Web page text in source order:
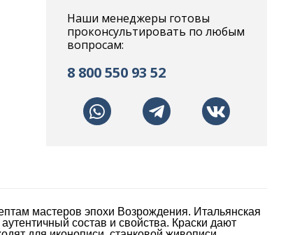
Наши менеджеры готовы
проконсультировать по любым
вопросам:
8 800 550 93 52
мастеров эпохи Возрождения. Итальянская
состав и свойства. Краски дают